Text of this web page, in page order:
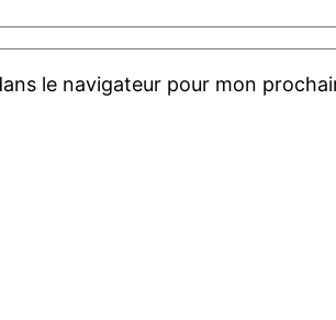
le navigateur pour mon